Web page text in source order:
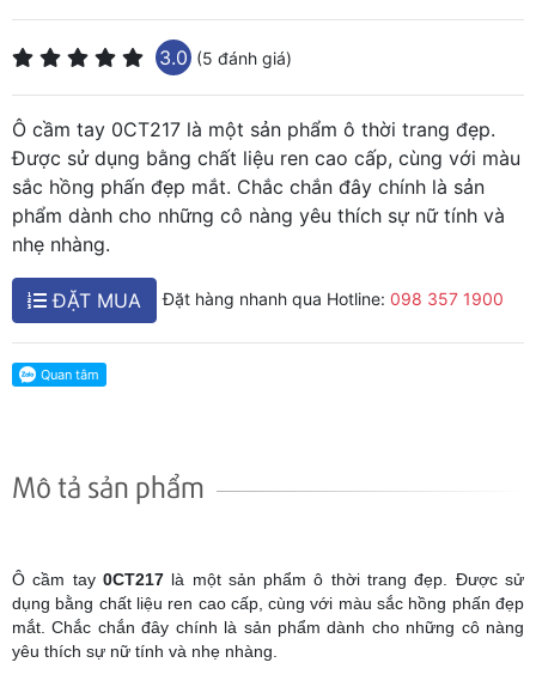
3.0 (5 đánh giá)
Ô cầm tay 0CT217 là một sản phẩm ô thời trang đẹp.
Được sử dụng bằng chất liệu ren cao cấp, cùng với màu
sắc hồng phấn đẹp mắt. Chắc chắn đây chính là sản
phẩm dành cho những cô nàng yêu thích sự nữ tính và
nhẹ nhàng.
ĐẶT MUA Đặt hàng nhanh qua Hotline: 098 357 1900
Mô tả sản phẩm
Ô cầm tay 0CT217là một sản phẩm ô thời trang đẹp. Được sử
dụng bằng chất liệu ren cao cấp, cùng với màu sắc hồng phấn đẹp
mắt. Chắc chắn đây chính là sản phẩm dành cho những cô nàng
yêu thích sự nữ tính và nhẹ nhàng.